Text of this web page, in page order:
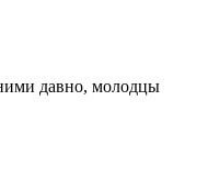
давно, молодцы